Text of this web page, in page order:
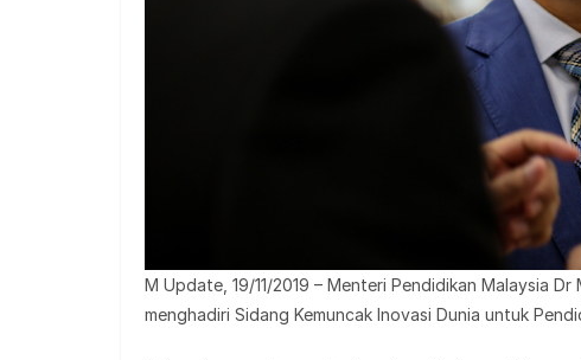
M Update, 19/11/2019 – Menteri Pendidikan Malaysia
menghadiri Sidang Kemuncak Inovasi Dunia untuk